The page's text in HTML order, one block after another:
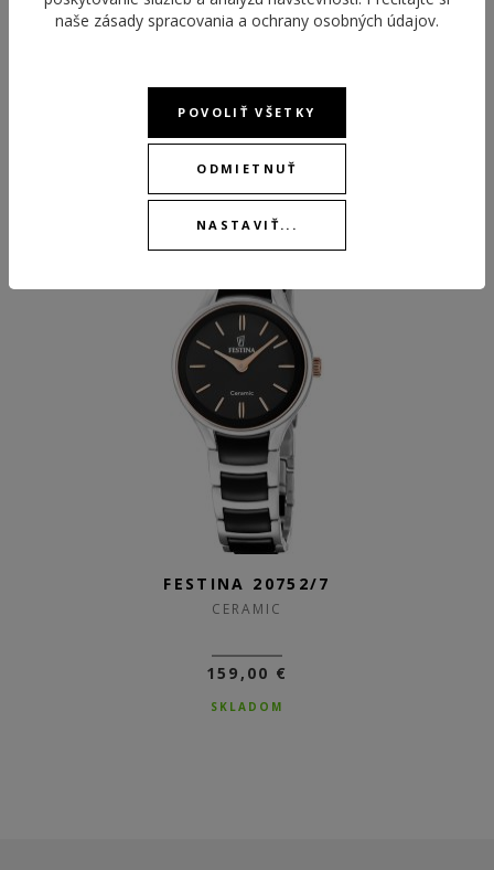
ODPORÚČANÉ PRODUKTY
FESTINA 20752/7
CERAMIC
159,00 €
SKLADOM
FESTINA 20752/6
CERAMIC
159,00 €
SKLADOM
naše zásady spracovania a ochrany osobných údajov.
POVOLIŤ VŠETKY
ODMIETNUŤ
NASTAVIŤ...